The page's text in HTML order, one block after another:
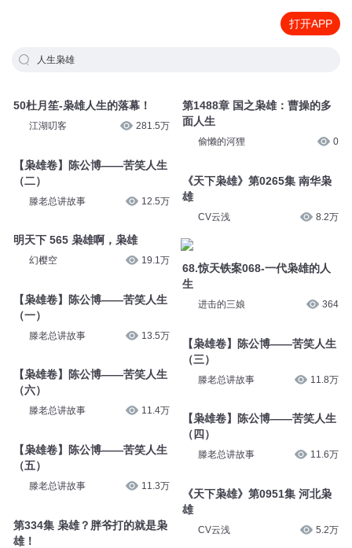
打开APP
人生枭雄
50杜月笙-枭雄人生的落幕！
江湖叨客 281.5万
【枭雄卷】陈公博——苦笑人生
（二）
滕老总讲故事 12.5万
明天下 565 枭雄啊，枭雄
幻樱空 19.1万
【枭雄卷】陈公博——苦笑人生
（一）
滕老总讲故事 13.5万
【枭雄卷】陈公博——苦笑人生
（六）
滕老总讲故事 11.4万
【枭雄卷】陈公博——苦笑人生
（五）
滕老总讲故事 11.3万
第334集 枭雄？胖爷打的就是枭
雄！
第1488章 国之枭雄：曹操的多
面人生
偷懒的河狸 0
《天下枭雄》第0265集 南华枭
雄
CV云浅 8.2万
68.惊天铁案068-一代枭雄的人
生
进击的三娘 364
【枭雄卷】陈公博——苦笑人生
（三）
滕老总讲故事 11.8万
【枭雄卷】陈公博——苦笑人生
（四）
滕老总讲故事 11.6万
《天下枭雄》第0951集 河北枭
雄
CV云浅 5.2万